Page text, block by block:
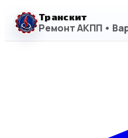
Транскит